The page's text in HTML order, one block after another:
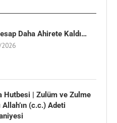
Daha Ahirete Kaldı…
Hutbesi | Zulüm ve Zulme
Allah’ın (c.c.) Adeti